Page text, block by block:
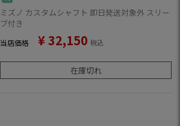
ミズノ カスタムシャフト 即日発送対象外 スリー
ブ付き
当店価格 ¥32,150 税込
在庫切れ